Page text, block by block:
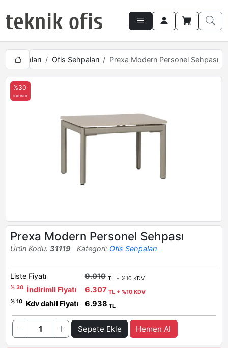
Takımları Ofis Sehpaları Prexa Modern Personel Sehpası
%30
indirim
Prexa Modern Personel Sehpası
Ürün Kodu: 31119 Kategori: Ofis Sehpaları
Liste Fiyatı 9.010 TL + %10 KDV
% 30
İndirimli Fiyatı 6.307 TL + %10 KDV
% 10
Kdv dahil Fiyatı 6.938 TL
Sepete Ekle Hemen Al